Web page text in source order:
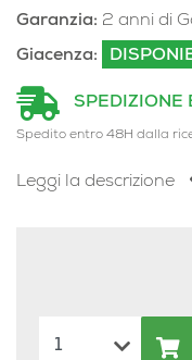
Garanzia: 2 anni di
Giacenza:
SPEDIZIONE
Spedito entro 48H dalla
Leggi la descrizione